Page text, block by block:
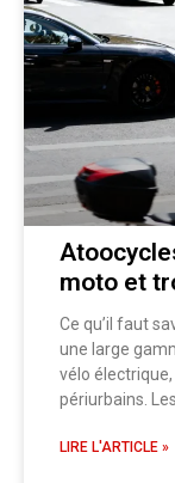
moto et
Ce qu’il faut
une large
vélo
périurbains.
LIRE L'ARTICLE »